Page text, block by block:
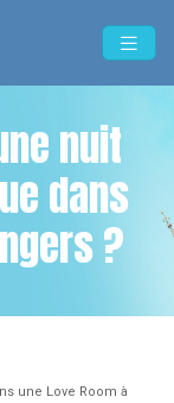
nuit
dans
?
une Love Room à